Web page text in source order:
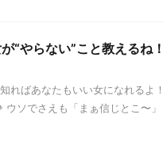
“やらない”こと教えるね！
ればあなたもいい女になれるよ
ソでさえも「まぁ信じとこ〜」